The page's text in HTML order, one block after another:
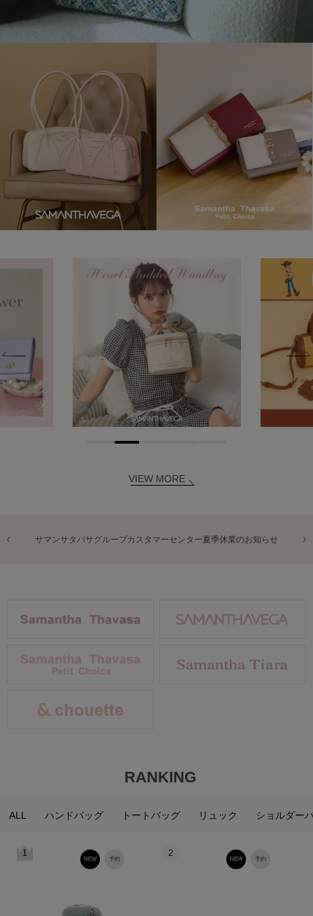
VIEW MORE
商品に関するお詫びとお知らせ
RANKING
ALL ハンドバッグ トートバッグ リュック ショルダー
1
予約
NEW
2
予約
NEW